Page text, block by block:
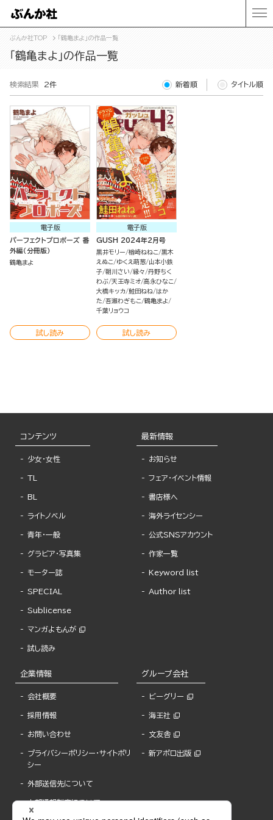
ぶんか社TOP 「鶴亀まよ」の作品一覧
「鶴亀まよ」の作品一覧
検索結果 2件 新着順 タイトル順
電子版
パーフェクトプロポーズ 番
外編（分冊版）
鶴亀まよ
試し読み
電子版
GUSH 2024年2月号
黒井モリー 楢崎ねねこ 黒木
えぬこ
ゆくえ萌葱 山本小鉄
子 朝川さい 縁々 丹野ちく
わぶ 天王寺ミオ 高永ひなこ
大橋キッカ 鮭田ねね
はか
た 吾瀬わぎもこ 鶴亀まよ
千葉リョウコ
試し読み
コンテンツ
少女・女性
TL
BL
ライトノベル
青年・一般
グラビア・写真集
モーター誌
SPECIAL
Sublicense
マンガよもんが
試し読み
最新情報
お知らせ
フェア・イベント情報
書店様へ
海外ライセンシー
公式SNSアカウント
作家一覧
Keyword list
Author list
企業情報
会社概要
採用情報
お問い合わせ
プライバシーポリシー・サイトポリ
シー
外部送信先について
内部通報制度について
グループ会社
ビーグリー
海王社
文友舎
新アポロ出版